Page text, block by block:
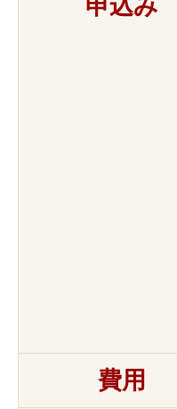
申込み
費用